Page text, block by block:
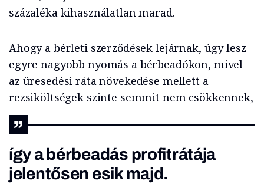
százaléka kihasználatlan marad.
Ahogy a bérleti szerződések lejárnak, úgy lesz
egyre nagyobb nyomás a bérbeadókon, mivel
az üresedési ráta növekedése mellett a
rezsiköltségek szinte semmit nem csökkennek,
így a bérbeadás profitrátája
jelentősen esik majd.